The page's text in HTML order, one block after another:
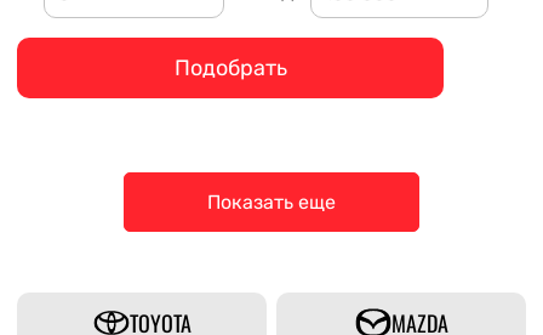
Подобрать
Показать еще
TOYOTA MAZDA